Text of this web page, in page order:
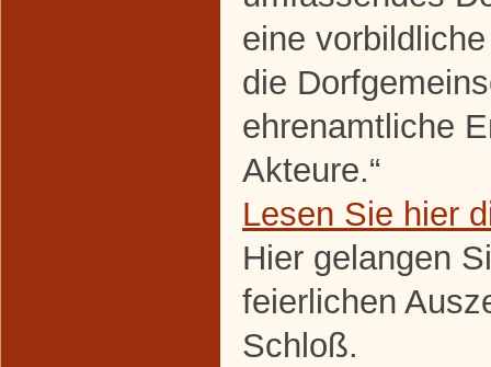
eine
die
ehrenamtliche
Akteure.“
Lesen Sie hier
Hier gelangen
feierlichen
Schloß.